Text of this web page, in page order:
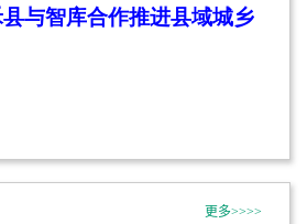
与智库合作推进县域城乡
更多>>>>